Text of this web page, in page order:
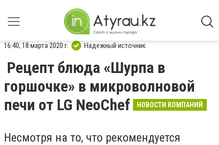
16:40, 18 марта 2020 г. Надежный источник
Рецепт блюда «Шурпа в
горшочке» в микроволновой
печи от LG NeoChef
НОВОСТИ КОМПАНИЙ
Несмотря на то, что рекомендуется